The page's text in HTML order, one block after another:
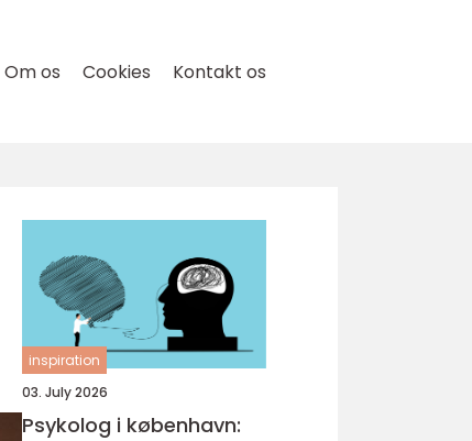
Om os Cookies Kontakt os
inspiration
03. July 2026
Psykolog i københavn: